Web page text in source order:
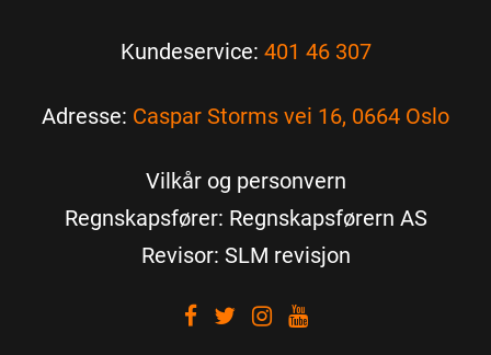
Kundeservice: 401 46 307
Adresse: Caspar Storms vei 16, 0664 Oslo
Vilkår og personvern
Regnskapsfører: Regnskapsførern AS
Revisor: SLM revisjon
Visit VisitVisitVisit